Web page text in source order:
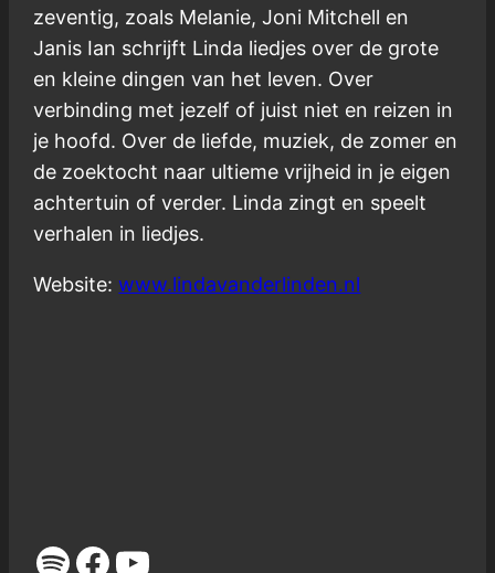
zeventig, zoals Melanie, Joni Mitchell en
Janis Ian schrijft Linda liedjes over de grote
en kleine dingen van het leven. Over
verbinding met jezelf of juist niet en reizen in
je hoofd. Over de liefde, muziek, de zomer en
de zoektocht naar ultieme vrijheid in je eigen
achtertuin of verder. Linda zingt en speelt
verhalen in liedjes.
Website:www.lindavanderlinden.nl
Spotify
Facebook
YouTube